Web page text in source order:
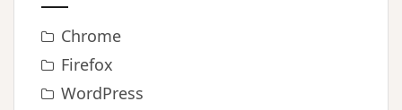
Chrome
Firefox
WordPress